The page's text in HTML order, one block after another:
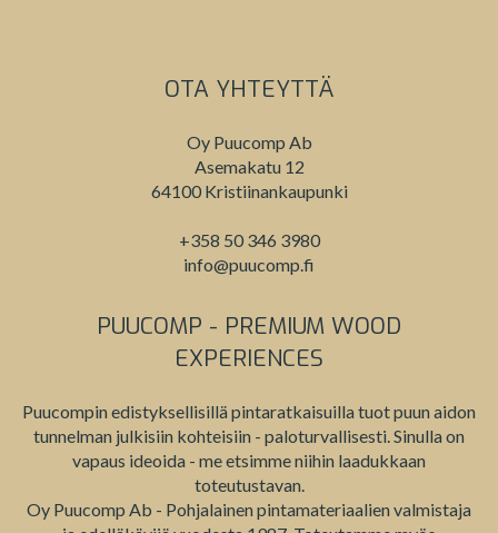
OTA YHTEYTTÄ
Oy Puucomp Ab
Asemakatu 12
64100 Kristiinankaupunki
+358 50 346 3980
info@puucomp.fi
PUUCOMP - PREMIUM WOOD
EXPERIENCES
Puucompin edistyksellisillä pintaratkaisuilla tuot puun aidon
tunnelman julkisiin kohteisiin - paloturvallisesti. Sinulla on
vapaus ideoida - me etsimme niihin laadukkaan
toteutustavan.
Oy Puucomp Ab - Pohjalainen pintamateriaalien valmistaja